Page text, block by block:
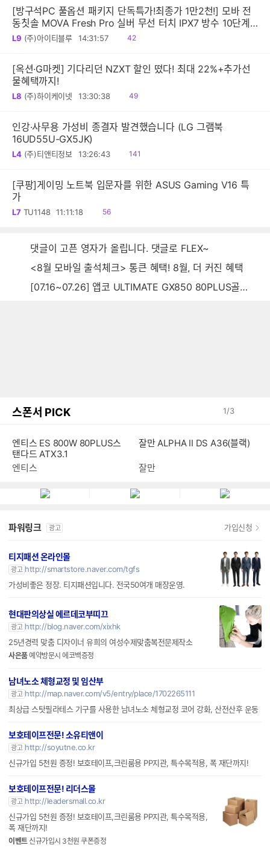
[방구석PC 풀옵션 패키지 단독특가!최종가 1만2천!] 모바 전
동칫솔 MOVA Fresh Pro 실버 무선 터치 IPX7 방수 10단계
진동 음파 전동칫솔
L9 (주)아이티블루 14:31:57
읽
42
[옥션·G마켓] 기다리던 NZXT 할인 떴다! 최대 22%+추가선
물혜택까지!
L8 (주)하이케이넷 13:30:38
읽
49
인강·사무용 가성비 종결자 발견했습니다 (LG 그램북
16UD55U-GX5JK)
L4 (주)티앤티정보 13:26:43
읽
141
[쿠팡]게이밍 노트북 입문자를 위한 ASUS Gaming V16 특
가
L7 TU1148 11:11:18
읽
56
댓글이 고픈 영자가 올립니다. 댓글로 FLEX~
<8월 모바일 출석체크> 통큰 혜택! 8월, 더 커진 혜택
[07.16~07.26] 앱코 ULTIMATE GX850 80PLUS골드 풀모듈러 ATX3.0 블랙
스폰서 PICK 1/3
엔티스 ES 800W 80PLUS스
탠다드 ATX3.1
티지패션 온라인몰
광고 http://smartstore.naver.com/tgfs
현대판의상실 에르데코부띠끄
광고 http://blog.naver.com/xixhk
사은품 예약방문시 에코백증정
남녀노소 체형교정 및 임산부
광고 http://map.naver.com/v5/entry/place/1702265111
최상급 스탓필라테스 기구를 사용한 남녀노소 체형교정 코어 강화, 산전산후 운동
보호테이프전문! 소유티앤이
광고
http://soyutne.co.kr
신규가입 5천원 증정! 보호테이프,크린룸용 PP지관, 특수목적용, 폭 재단까지!
보호테이프전문! 리더스몰
광고 http://leadersmall.co.kr
신규가입 5천원 증정! 보호테이프,크린룸용 PP지관, 특수목적용,